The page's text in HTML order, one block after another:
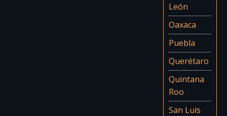
León
Oaxaca
Puebla
Querétaro
Quintana
Roo
San Luis